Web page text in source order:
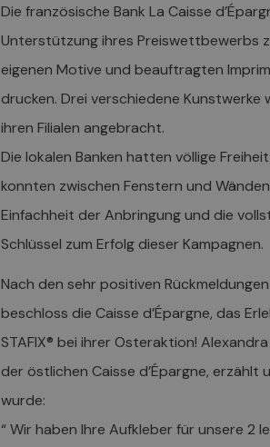
Die französische Bank La Caisse
Unterstützung ihres Preiswettbewerbs
eigenen Motive und beauftragten
drucken. Drei verschiedene
ihren Filialen angebracht.
Die lokalen Banken hatten völlige
konnten zwischen Fenstern und
Einfachheit der Anbringung und die
Schlüssel zum Erfolg dieser Kampagnen.
Nach den sehr positiven
beschloss die Caisse d’Épargne, das
STAFIX® bei ihrer Osteraktion!
der östlichen Caisse d’Épargne,
wurde:
“ Wir haben Ihre Aufkleber für unsere 2